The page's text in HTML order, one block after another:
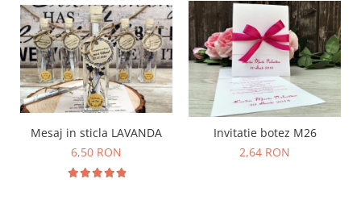
Mesaj in sticla LAVANDA
6,50 RON
Invitatie botez M26
2,64 RON